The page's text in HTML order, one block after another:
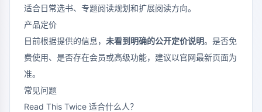
适合日常选书、专题阅读规划和扩展阅读方向。
产品定价
目前根据提供的信息， 未看到明确的公开定价说明。是否免
费使用、是否存在会员或高级功能，建议以官网最新页面为
准。
常见问题
Read This Twice 适合什么人？